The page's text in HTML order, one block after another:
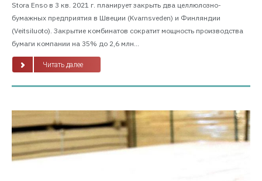
Stora Enso в 3 кв. 2021 г. планирует закрыть два целлюлозно-
бумажных предприятия в Швеции (Kvarnsveden) и Финляндии
(Veitsiluoto). Закрытие комбинатов сократит мощность производства
бумаги компании на 35% до 2,6 млн...
Читать далее